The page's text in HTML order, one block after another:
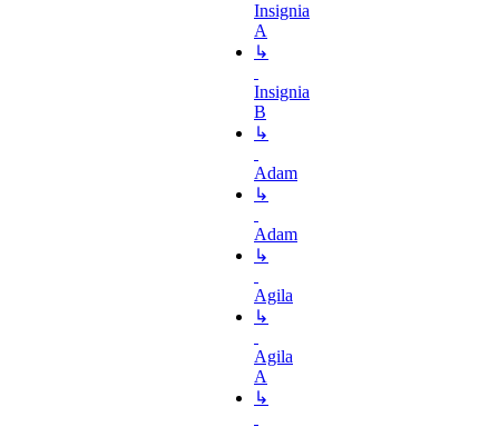
Insignia
A
↳
Insignia
B
↳
Adam
↳
Adam
↳
Agila
↳
Agila
A
↳